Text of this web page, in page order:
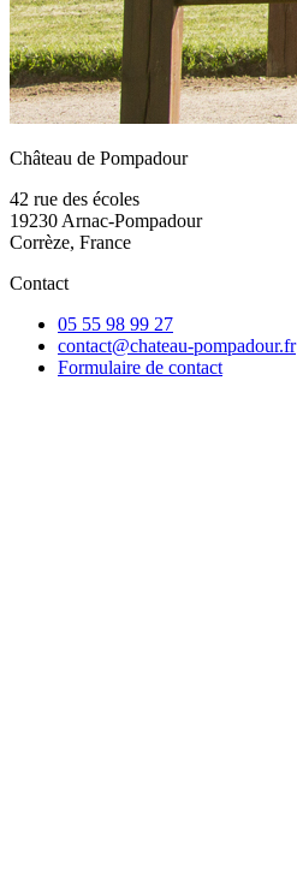
Château de Pompadour
42 rue des écoles
19230 Arnac-Pompadour
Corrèze, France
Contact
05 55 98 99 27
contact@chateau-pompadour.fr
Formulaire de contact